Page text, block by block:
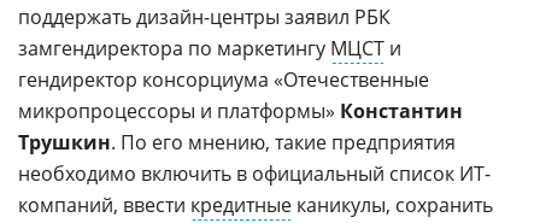
поддержать дизайн-центры заявил РБК
замгендиректора по маркетингу МЦСТ и
гендиректор консорциума «Отечественные
микропроцессоры и платформы» Константин
Трушкин. По его мнению, такие предприятия
необходимо включить в официальный список ИТ-
компаний, ввести кредитные каникулы, сохранить